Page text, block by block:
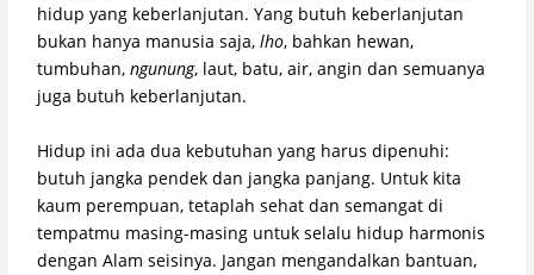
hidup yang keberlanjutan. Yang butuh keberlanjutan
bukan hanya manusia saja,lho, bahkan hewan,
tumbuhan,ngunung, laut, batu, air, angin dan semuanya
juga butuh keberlanjutan.
Hidup ini ada dua kebutuhan yang harus dipenuhi:
butuh jangka pendek dan jangka panjang. Untuk kita
kaum perempuan, tetaplah sehat dan semangat di
tempatmu masing-masing untuk selalu hidup harmonis
dengan Alam seisinya. Jangan mengandalkan bantuan,